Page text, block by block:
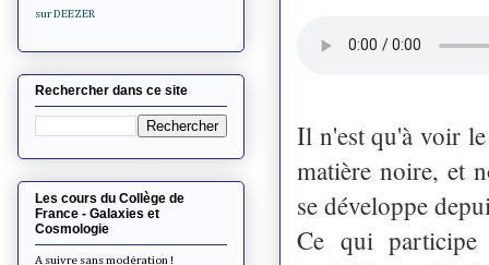
Il n'est qu'à voir
matière noire, et
se développe
Ce qui
sur DEEZER
Rechercher dans ce site
Les cours du Collège de
France - Galaxies et
Cosmologie
A suivre sans modération !